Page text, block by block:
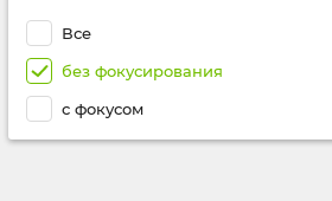
Все
без фокусирования
с фокусом